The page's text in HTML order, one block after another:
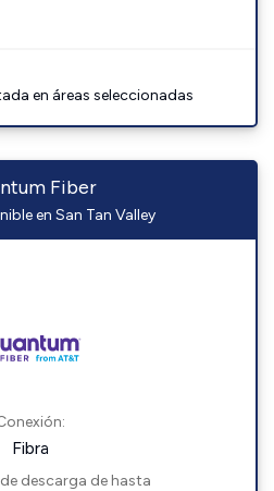
en áreas seleccionadas
Fiber
en San Tan Valley
Fibra
descarga de hasta